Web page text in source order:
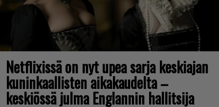
Netflixissä on nyt upea sarja keskiajan
kuninkaallisten aikakaudelta –
keskiössä julma Englannin hallitsija